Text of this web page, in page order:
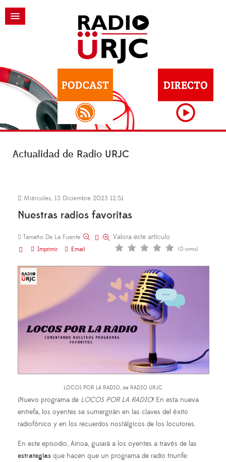
Actualidad de Radio URJC
Miércoles, 13 Diciembre 2023 12:51
Nuestras radios favoritas
Tamaño De La Fuente
Imprimir
Email
Valora este artículo
(0 votos)
LOCOS POR LA RADIO, de RADIO URJC
¡Nuevo programa de LOCOS POR LA RADIO! En esta nueva
entrefa, los oyentes se sumergirán en las claves del éxito
radiofónico y en los recuerdos nostálgicos de los locutores.
En este episodio, Ainoa, guiará a los oyentes a través de las
estrategias que hacen que un programa de radio triunfe: